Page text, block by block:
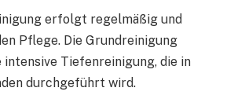
erfolgt regelmäßig und
Pflege. Die Grundreinigung
intensive Tiefenreinigung, die in
durchgeführt wird.